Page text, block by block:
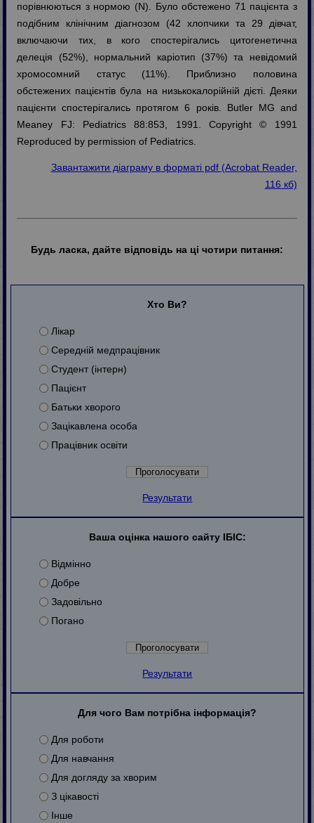
порівнюються з нормою (N). Було обстежено 71 пацієнта з
подібним клінічним діагнозом (42 хлопчики та 29 дівчат,
включаючи тих, в кого спостерігались цитогенетична
делеція (52%), нормальний каріотип (37%) та невідомий
хромосомний статус (11%). Приблизно половина
обстежених пацієнтів була на низькокалорійній дієті. Деяки
пацієнти спостерігались протягом 6 років. Butler MG and
Meaney FJ: Pediatrics 88:853, 1991. Copyright © 1991
Reproduced by permission of Pediatrics.
Завантажити діаграму в форматі pdf (Acrobat Reader,
116 кб)
Будь ласка, дайте відповідь на ці чотири питання:
Хто Ви?
Лікар
Середній медпрацівник
Студент (інтерн)
Пацієнт
Батьки хворого
Зацікавлена особа
Працівник освіти
Результати
Ваша оцінка нашого сайту ІБІС:
Відмінно
Добре
Задовільно
Погано
Результати
Для чого Вам потрібна інформація?
Для роботи
Для навчання
Для догляду за хворим
З цікавості
Інше